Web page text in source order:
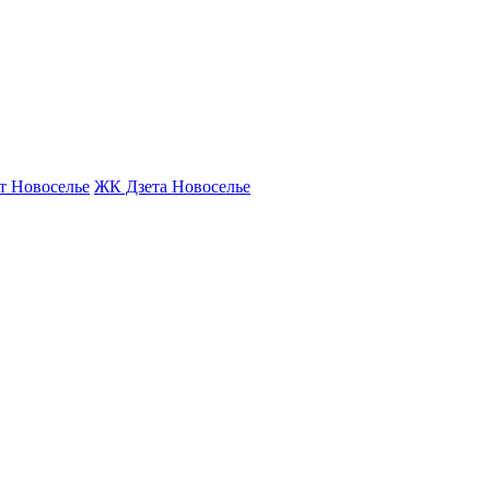
Новоселье ЖК Дзета Новоселье